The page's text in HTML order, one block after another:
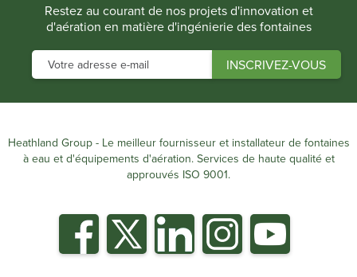
Restez au courant de nos projets d'innovation et
d'aération en matière d'ingénierie des fontaines
Heathland Group - Le meilleur fournisseur et installateur de fontaines
à eau et d'équipements d'aération. Services de haute qualité et
approuvés ISO 9001.